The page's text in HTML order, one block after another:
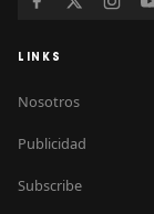
LINKS
Nosotros
Publicidad
Subscribe